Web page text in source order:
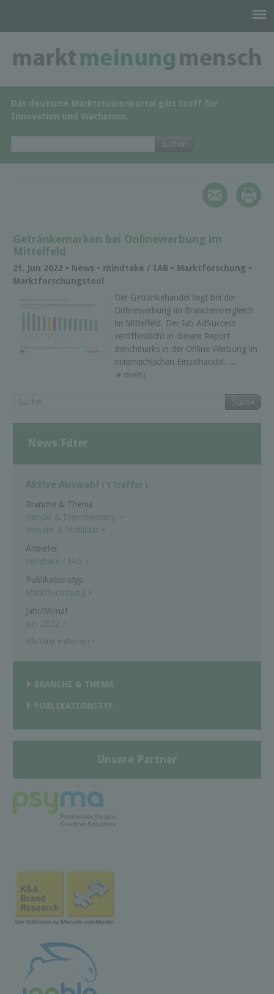
Das deutsche Marktstudienportal gibt Stoff für
Innovation und Wachstum.
Getränkemarken bei Onlinewerbung im
Mittelfeld
21. Jun 2022 • News • mindtake / IAB • Marktforschung •
Marktforschungstool
Der Getränkehandel liegt bei der
Onlinewerbung im Branchenvergleich
im Mittelfeld. Der Iab AdSuccess
veröffentlicht in diesem Report
Benchmarks in der Online Werbung im
österreichischen Einzelhandel. ...
mehr
Suche
News Filter
Aktive Auswahl ( 1 Treffer )
Branche & Thema
Handel & Dienstleistung ×
Verkehr & Mobilität ×
Anbieter
mindtake / IAB ×
Publikationstyp
Marktforschung ×
Jahr/Monat
Jun 2022 ×
BRANCHE & THEMA
PUBLIKATIONSTYP
Unsere Partner